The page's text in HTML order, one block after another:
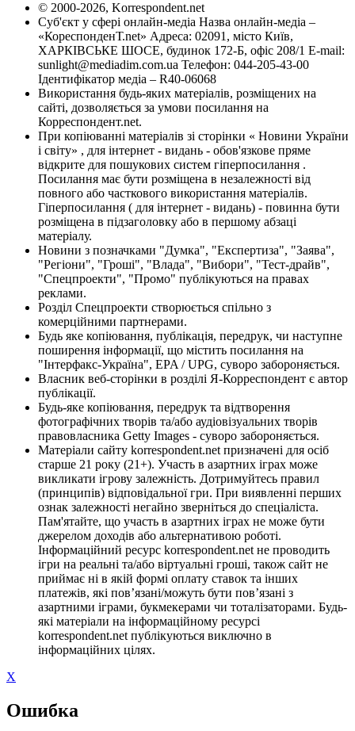
© 2000-2026, Korrespondent.net
Суб'єкт у сфері онлайн-медіа Назва онлайн-медіа –
«КореспонденТ.net» Адреса: 02091, місто Київ,
ХАРКІВСЬКЕ ШОСЕ, будинок 172-Б, офіс 208/1 E-mail:
sunlight@mediadim.com.ua Телефон: 044-205-43-00
Ідентифікатор медіа – R40-06068
Використання будь-яких матеріалів, розміщених на
сайті, дозволяється за умови посилання на
Корреспондент.net.
При копіюванні матеріалів зі сторінки « Новини України
і світу» , для інтернет - видань - обов'язкове пряме
відкрите для пошукових систем гіперпосилання .
Посилання має бути розміщена в незалежності від
повного або часткового використання матеріалів.
Гіперпосилання ( для інтернет - видань) - повинна бути
розміщена в підзаголовку або в першому абзаці
матеріалу.
Новини з позначками "Думка", "Експертиза", "Заява",
"Регіони", "Гроші", "Влада", "Вибори", "Тест-драйв",
"Спецпроекти", "Промо" публікуються на правах
реклами.
Розділ Спецпроекти створюється спільно з
комерційними партнерами.
Будь яке копіювання, публікація, передрук, чи наступне
поширення інформації, що містить посилання на
"Інтерфакс-Україна", EPA / UPG, суворо забороняється.
Власник веб-сторінки в розділі Я-Корреспондент є автор
публікації.
Будь-яке копіювання, передрук та відтворення
фотографічних творів та/або аудіовізуальних творів
правовласника Getty Images - суворо забороняється.
Матеріали сайту korrespondent.net призначені для осіб
старше 21 року (21+). Участь в азартних іграх може
викликати ігрову залежність. Дотримуйтесь правил
(принципів) відповідальної гри. При виявленні перших
ознак залежності негайно зверніться до спеціаліста.
Пам'ятайте, що участь в азартних іграх не може бути
джерелом доходів або альтернативою роботі.
Інформаційний ресурс korrespondent.net не проводить
ігри на реальні та/або віртуальні гроші, також сайт не
приймає ні в якій формі оплату ставок та інших
платежів, які пов’язані/можуть бути пов’язані з
азартними іграми, букмекерами чи тоталізаторами. Будь-
які матеріали на інформаційному ресурсі
korrespondent.net публікуються виключно в
інформаційних цілях.
X
Ошибка